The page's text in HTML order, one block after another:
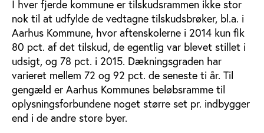
I hver fjerde kommune er tilskudsrammen ikke stor
nok til at udfylde de vedtagne tilskudsbrøker, bl.a. i
Aarhus Kommune, hvor aftenskolerne i 2014 kun fik
80 pct. af det tilskud, de egentlig var blevet stillet i
udsigt, og 78 pct. i 2015. Dækningsgraden har
varieret mellem 72 og 92 pct. de seneste ti år. Til
gengæld er Aarhus Kommunes beløbsramme til
oplysningsforbundene noget større set pr. indbygger
end i de andre store byer.